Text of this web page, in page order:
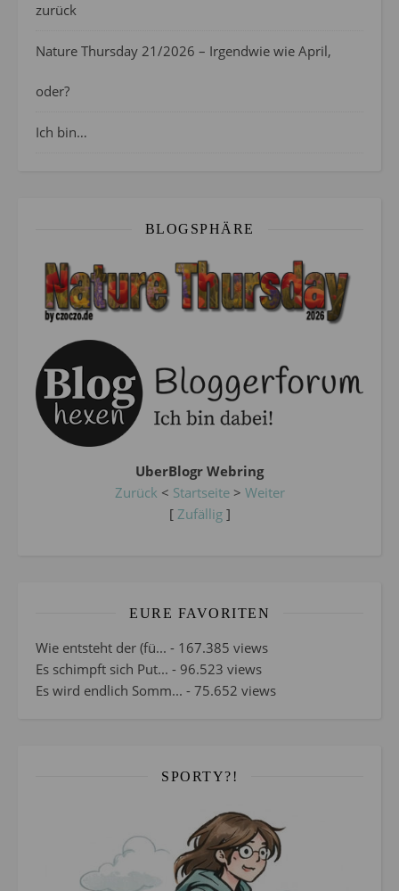
zurück
Nature Thursday 21/2026 – Irgendwie wie April,
oder?
Ich bin…
BLOGSPHÄRE
UberBlogr Webring
Zurück < Startseite> Weiter
[ Zufällig]
EURE FAVORITEN
Wie entsteht der (fü... - 167.385 views
Es schimpft sich Put... - 96.523 views
Es wird endlich Somm... - 75.652 views
SPORTY?!